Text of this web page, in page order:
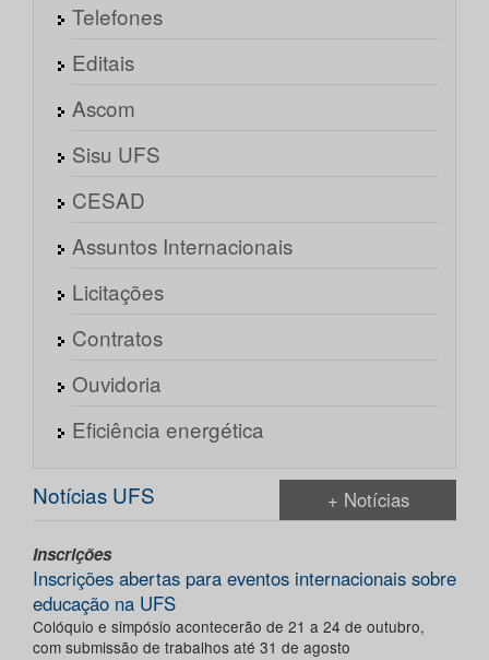
Telefones
Editais
Ascom
Sisu UFS
CESAD
Assuntos Internacionais
Licitações
Contratos
Ouvidoria
Eficiência energética
Notícias UFS + Notícias
Inscrições
Inscrições abertas para eventos internacionais sobre
educação na UFS
Colóquio e simpósio acontecerão de 21 a 24 de outubro,
com submissão de trabalhos até 31 de agosto